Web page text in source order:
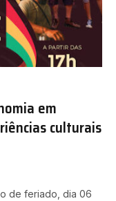
em
culturais
de feriado, dia 06